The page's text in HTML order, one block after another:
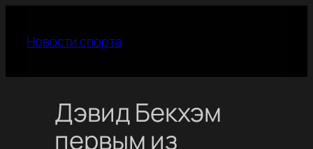
содержимому
Новости спорта
Дэвид Бекхэм
первым из